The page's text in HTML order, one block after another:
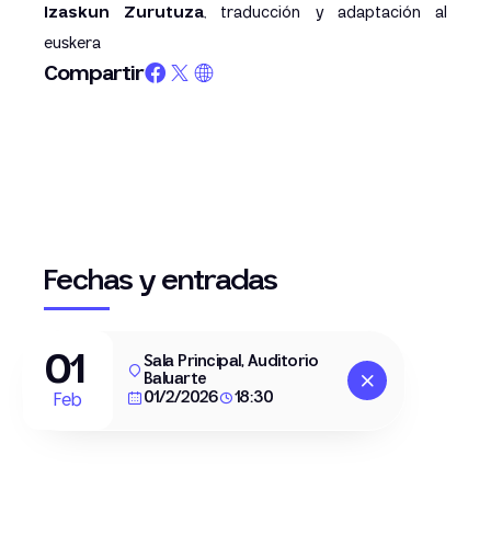
Izaskun Zurutuza, traducción y adaptación al
euskera
Compartir
Fechas y entradas
01
Feb
Sala Principal, Auditorio
Baluarte
01/2/2026
18:30